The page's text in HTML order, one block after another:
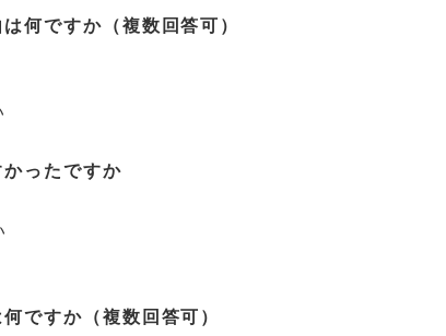
何ですか（複数回答可）
ったですか
ですか（複数回答可）